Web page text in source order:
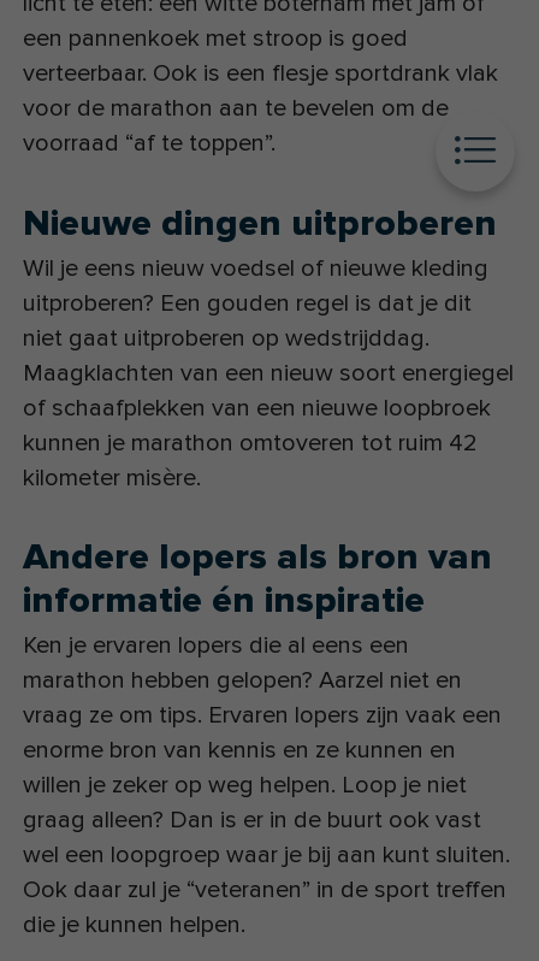
een pannenkoek met stroop is goed
verteerbaar. Ook is een flesje sportdrank vlak
voor de marathon aan te bevelen om de
voorraad “af te toppen”.
Nieuwe dingen uitproberen
Wil je eens nieuw voedsel of nieuwe kleding
uitproberen? Een gouden regel is dat je dit
niet gaat uitproberen op wedstrijddag.
Maagklachten van een nieuw soort energiegel
of schaafplekken van een nieuwe loopbroek
kunnen je marathon omtoveren tot ruim 42
kilometer misère.
Andere lopers als bron van
informatie én inspiratie
Ken je ervaren lopers die al eens een
marathon hebben gelopen? Aarzel niet en
vraag ze om tips. Ervaren lopers zijn vaak een
enorme bron van kennis en ze kunnen en
willen je zeker op weg helpen. Loop je niet
graag alleen? Dan is er in de buurt ook vast
wel een loopgroep waar je bij aan kunt sluiten.
Ook daar zul je “veteranen” in de sport treffen
die je kunnen helpen.